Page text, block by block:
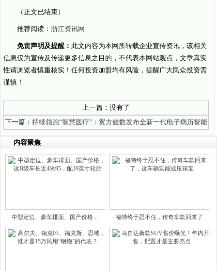
（正文已结束）
推荐阅读： 浙江资讯网
免责声明及提醒： 此文内容为本网所转载企业宣传资讯，该相关
信息仅为宣传及传递更多信息之目的，不代表本网站观点，文章真实
性请浏览者慎重核实！任何投资加盟均有风险，提醒广大民众投资需
谨慎！
上一篇：没有了
下一篇： 持续领跑“智慧医疗”：翼方健数发布全新一代电子病历智能
化解决方案
内容聚焦
中型定位、豪车排面、国产价格， 福特终于忍不住，传奇车款回来了